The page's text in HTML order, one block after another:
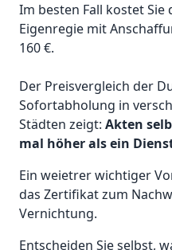
Im besten Fall kostet
Eigenregie mit
160 €.
Der Preisvergleich der
Sofortabholung in
Städten zeigt: Akten
mal höher als ein
Ein weietrer wichtiger
das Zertifikat zum
Vernichtung.
Entscheiden Sie selbst,